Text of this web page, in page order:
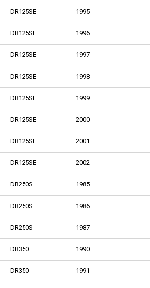
DR125SE 1995
DR125SE 1996
DR125SE 1997
DR125SE 1998
DR125SE 1999
DR125SE 2000
DR125SE 2001
DR125SE 2002
DR250S 1985
DR250S 1986
DR250S 1987
DR350 1990
DR350 1991